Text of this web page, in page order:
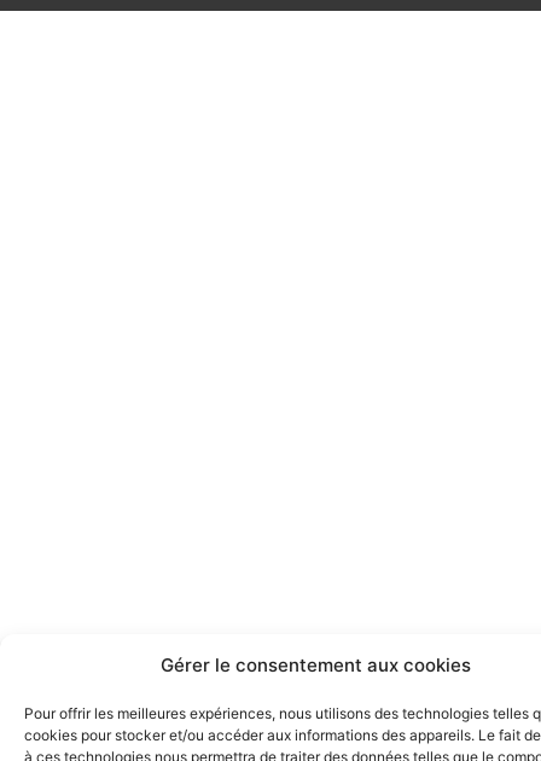
Gérer le consentement aux cookies
Pour offrir les meilleures expériences, nous utilisons des technologies telles
cookies pour stocker et/ou accéder aux informations des appareils. Le fait
à ces technologies nous permettra de traiter des données telles que le